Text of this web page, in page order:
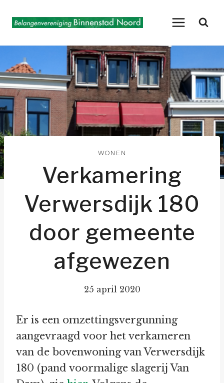
naar
WONEN
Verkamering
Verwersdijk 180
door gemeente
afgewezen
25 april 2020
Er is een omzettingsvergunning
aangevraagd voor het verkameren
van de bovenwoning van Verwersdijk
180 (pand voormalige slagerij Van